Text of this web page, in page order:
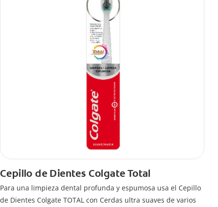
Cepillo de Dientes Colgate Total
Para una limpieza dental profunda y espumosa usa el Cepillo
de Dientes Colgate TOTAL con Cerdas ultra suaves de varios